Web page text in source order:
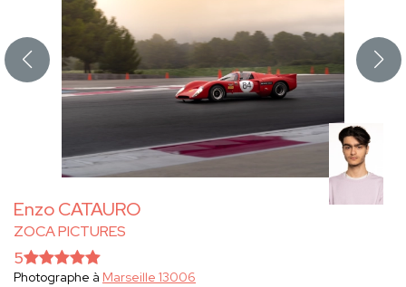
Enzo CATAURO
ZOCA PICTURES
5
Photographe à Marseille 13006